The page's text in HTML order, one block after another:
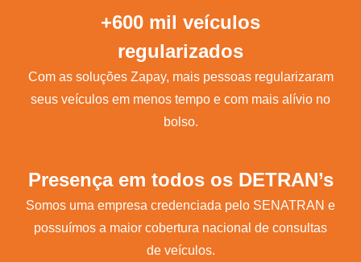
+600 mil veículos
regularizados
Com as soluções Zapay, mais pessoas regularizaram
seus veículos em menos tempo e com mais alívio no
bolso.
Presença em todos os DETRAN’s
Somos uma empresa credenciada pelo SENATRAN e
possuímos a maior cobertura nacional de consultas
de veículos.